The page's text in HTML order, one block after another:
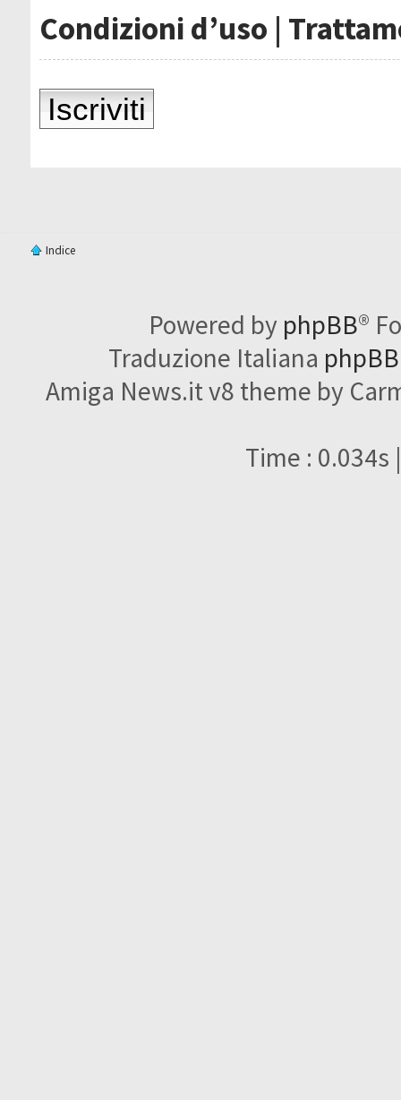
Condizioni d’uso |
Iscriviti
Indice
Powered by phpBB®
Traduzione Italiana
Amiga News.it v8 theme by
Time : 0.034s